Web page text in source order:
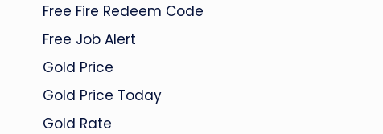
Free Fire Redeem Code
Free Job Alert
Gold Price
Gold Price Today
Gold Rate